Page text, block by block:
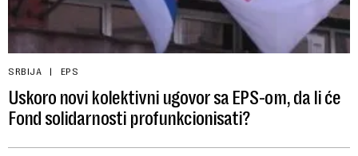
SRBIJA EPS
Uskoro novi kolektivni ugovor sa EPS-om, da li će
Fond solidarnosti profunkcionisati?